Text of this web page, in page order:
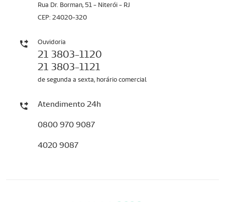
Rua Dr. Borman, 51 - Niterói - RJ
CEP: 24020-320
Ouvidoria
21 3803-1120
21 3803-1121
de segunda a sexta, horário comercial
Atendimento 24h
0800 970 9087
4020 9087